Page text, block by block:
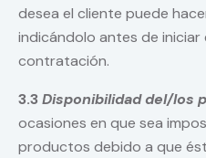
desea el cliente puede
indicándolo antes de
contratación.
3.3 Disponibilidad del/los
ocasiones en que sea
productos debido a que